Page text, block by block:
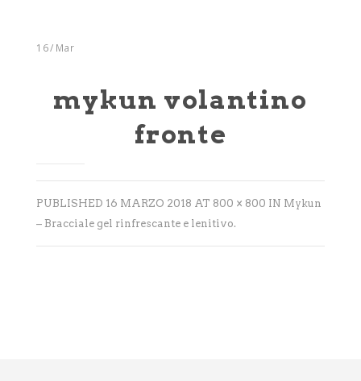
Benessere
Cosmesi
Alimenti bio
16/ Mar
mykun volantino
fronte
PUBLISHED 16 MARZO 2018 AT 800 × 800 IN Mykun
– Bracciale gel rinfrescante e lenitivo.